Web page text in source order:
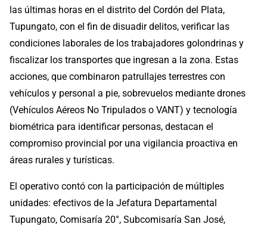
las últimas horas en el distrito del Cordón del Plata,
Tupungato, con el fin de disuadir delitos, verificar las
condiciones laborales de los trabajadores golondrinas y
fiscalizar los transportes que ingresan a la zona. Estas
acciones, que combinaron patrullajes terrestres con
vehículos y personal a pie, sobrevuelos mediante drones
(Vehículos Aéreos No Tripulados o VANT) y tecnología
biométrica para identificar personas, destacan el
compromiso provincial por una vigilancia proactiva en
áreas rurales y turísticas.
El operativo contó con la participación de múltiples
unidades: efectivos de la Jefatura Departamental
Tupungato, Comisaría 20°, Subcomisaría San José,